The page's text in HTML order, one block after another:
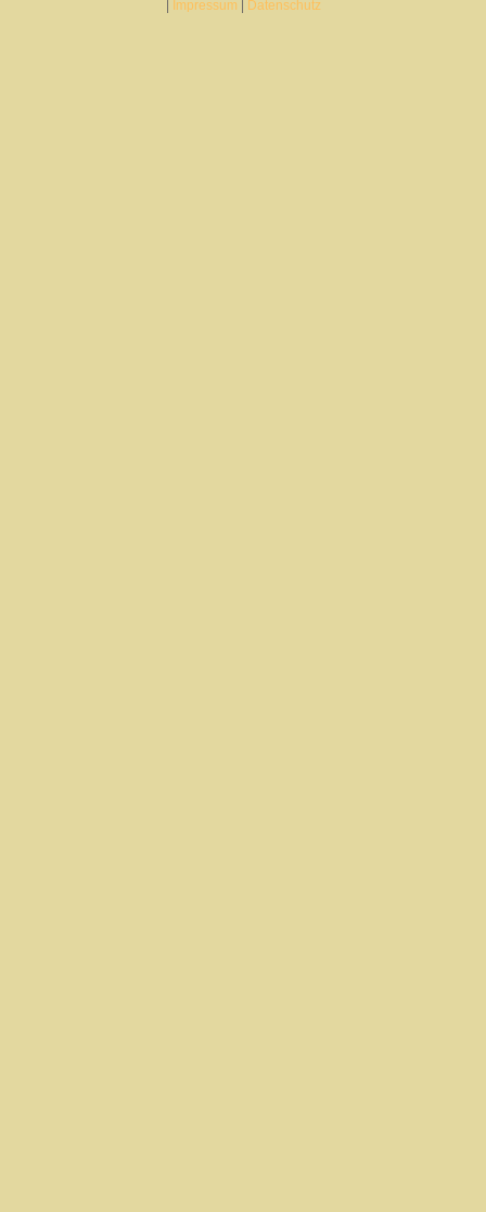
| Impressum | Datenschutz